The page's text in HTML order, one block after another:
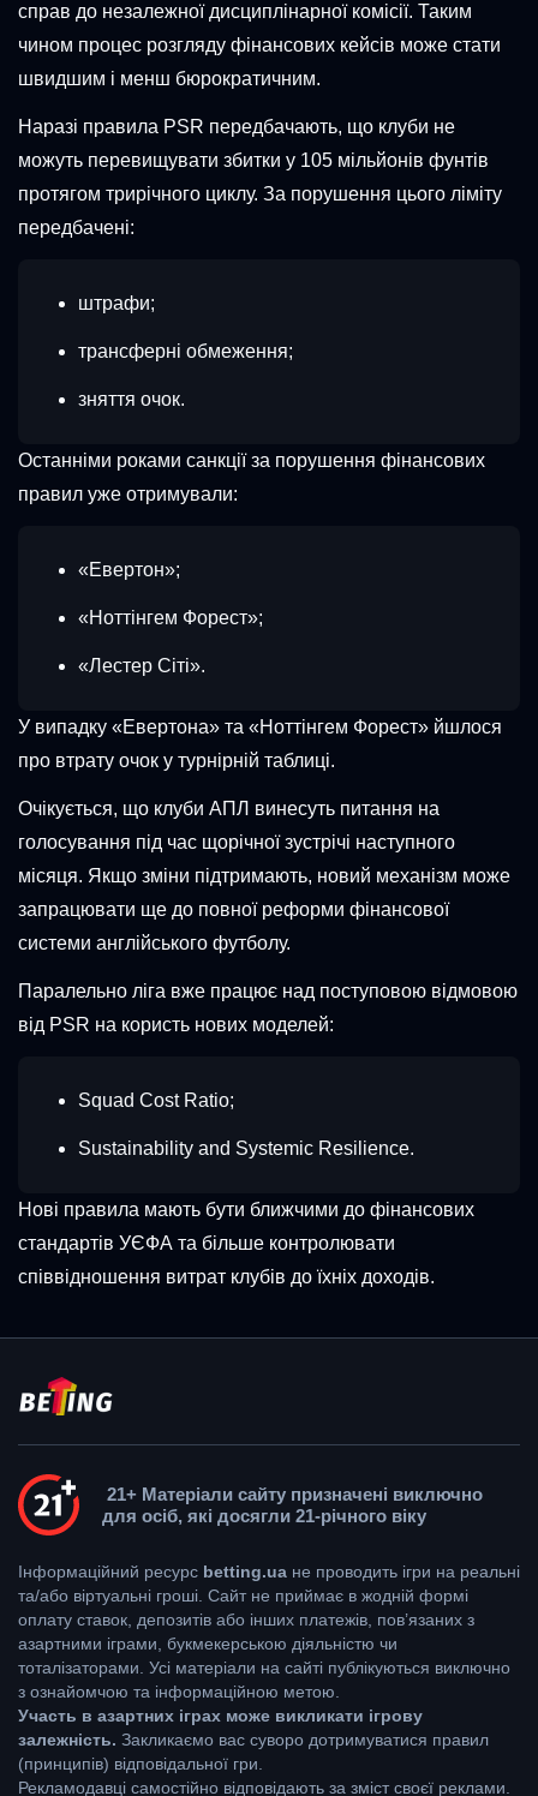
справ до незалежної дисциплінарної комісії. Таким
чином процес розгляду фінансових кейсів може стати
швидшим і менш бюрократичним.
Наразі правила PSR передбачають, що клуби не
можуть перевищувати збитки у 105 мільйонів фунтів
протягом трирічного циклу. За порушення цього ліміту
передбачені:
штрафи;
трансферні обмеження;
зняття очок.
Останніми роками санкції за порушення фінансових
правил уже отримували:
«Евертон»;
«Ноттінгем Форест»;
«Лестер Сіті».
У випадку «Евертона» та «Ноттінгем Форест» йшлося
про втрату очок у турнірній таблиці.
Очікується, що клуби АПЛ винесуть питання на
голосування під час щорічної зустрічі наступного
місяця. Якщо зміни підтримають, новий механізм може
запрацювати ще до повної реформи фінансової
системи англійського футболу.
Паралельно ліга вже працює над поступовою відмовою
від PSR на користь нових моделей:
Squad Cost Ratio;
Sustainability and Systemic Resilience.
Нові правила мають бути ближчими до фінансових
стандартів УЄФА та більше контролювати
співвідношення витрат клубів до їхніх доходів.
21+ Матеріали сайту призначені виключно
для осіб, які досягли 21-річного віку
Інформаційний ресурс betting.ua не проводить ігри на реальні
та/або віртуальні гроші. Сайт не приймає в жодній формі
оплату ставок, депозитів або інших платежів, пов’язаних з
азартними іграми, букмекерською діяльністю чи
тоталізаторами. Усі матеріали на сайті публікуються виключно
з ознайомчою та інформаційною метою.
Участь в азартних іграх може викликати ігрову
залежність. Закликаємо вас суворо дотримуватися правил
(принципів) відповідальної гри.
Рекламодавці самостійно відповідають за зміст своєї реклами.